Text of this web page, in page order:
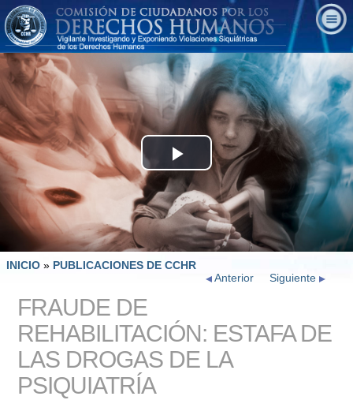
Play
Video
INICIO » PUBLICACIONES DE CCHR
Siguiente
Anterior
FRAUDE DE
REHABILITACIÓN: ESTAFA DE
LAS DROGAS DE LA
PSIQUIATRÍA